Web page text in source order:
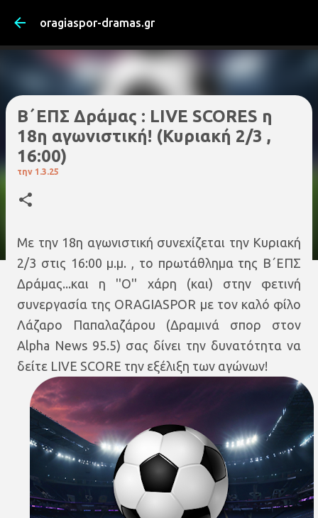
oragiaspor-dramas.gr
B΄ΕΠΣ Δράμας : LIVE SCORES η
18η αγωνιστική! (Κυριακή 2/3 ,
16:00)
την 1.3.25
Mε την 18η αγωνιστική συνεχίζεται την Κυριακή
2/3 στις 16:00 μ.μ. , το πρωτάθλημα της Β΄ΕΠΣ
Δράμας...και η ''Ο'' χάρη (και) στην φετινή
συνεργασία της ORAGIASPOR με τον καλό φίλο
Λάζαρο Παπαλαζάρου (Δραμινά σπορ στον
Alpha News 95.5) σας δίνει την δυνατότητα να
δείτε LIVE SCORE την εξέλιξη των αγώνων!